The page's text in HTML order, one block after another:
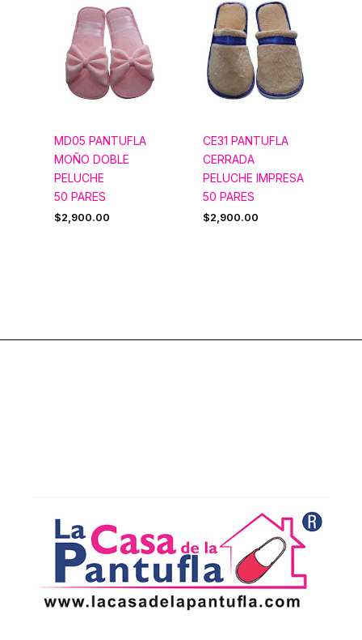
MD05 PANTUFLA
MOÑO DOBLE
PELUCHE
50 PARES
$2,900.00
CE31 PANTUFLA
CERRADA
PELUCHE IMPRESA
50 PARES
$2,900.00